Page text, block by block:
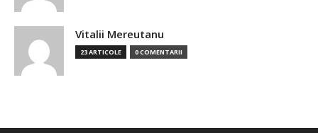
Vitalii Mereutanu
23 ARTICOLE 0 COMENTARII